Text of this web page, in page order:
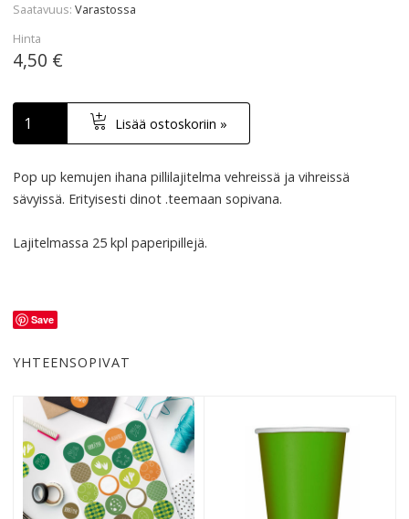
Saatavuus Varastossa
Hinta
4,50 €
Lisää ostoskoriin »
Pop up kemujen ihana pillilajitelma vehreissä ja vihreissä
sävyissä. Erityisesti dinot .teemaan sopivana.
Lajitelmassa 25 kpl paperipillejä.
Save
YHTEENSOPIVAT